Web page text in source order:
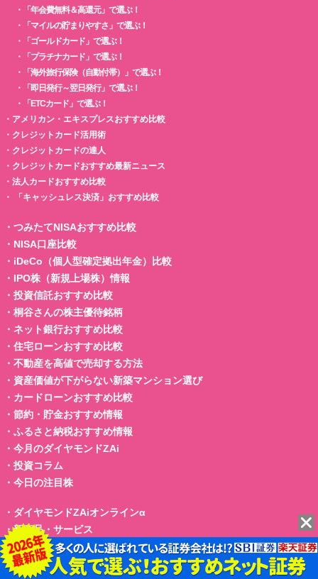
・
「年会費無料＆高還元」で選ぶ！
・
「マイルの貯まりやすさ」で選ぶ！
・
「ゴールドカード」で選ぶ！
・
「プラチナカード」で選ぶ！
・
「海外旅行保険（自動付帯）」で選ぶ！
・
「即日発行～翌日発行」で選ぶ！
・
「ETCカード」で選ぶ！
・ アメリカン・エキスプレスおすすめ比較
・ クレジットカード活用術
・ クレジットカードの達人
・ クレジットカードおすすめ最新ニュース
・ 法人カードおすすめ比較
・
「キャッシュレス決済」おすすめ比較
・ つみたてNISAおすすめ比較
・ NISA口座比較
・ iDeCo（個人型確定拠出年金）比較
・ IPO株（新規上場株）情報
・ 投資信託おすすめ比較
・ 桐谷さんの株主優待銘柄
・ ネット銀行おすすめ比較
・ 住宅ローンおすすめ比較
・ 不動産を高値で売却する方法
・ 資産価値が下がらない新築マンション選び
・ カードローンおすすめ比較
・ 節約・貯金おすすめ情報
・ ふるさと納税おすすめ情報
・ 今月のダイヤモンドZAi
・ 投資コラム
・ 今日の注目株
・ ダイヤモンドZAiオンラインα
・新商品・サービス
・ザイFX！